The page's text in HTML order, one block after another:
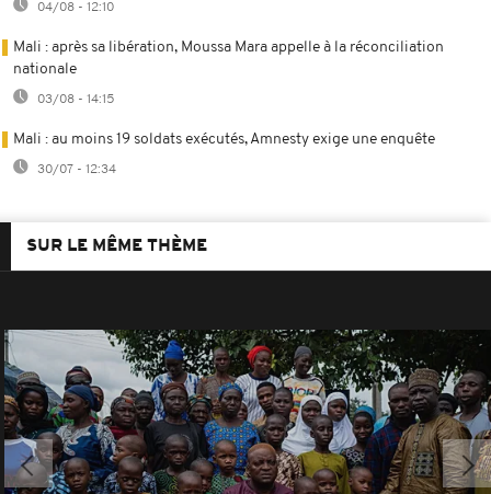
04/08 - 12:10
Mali : après sa libération, Moussa Mara appelle à la réconciliation
nationale
03/08 - 14:15
Mali : au moins 19 soldats exécutés, Amnesty exige une enquête
30/07 - 12:34
SUR LE MÊME THÈME